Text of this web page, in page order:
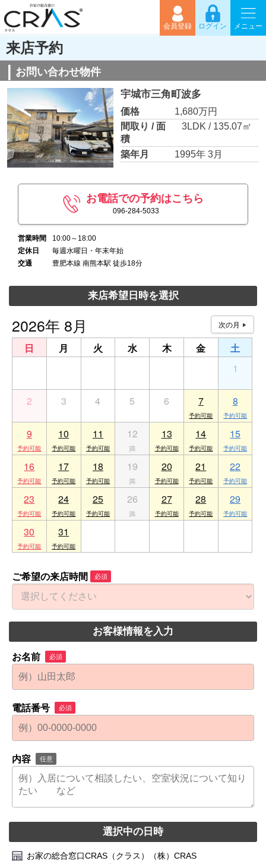
会員登録 ログイン メニュー
来店予約
お問い合わせ物件
宇城市三角町波多
価格
1,680万円
間取り / 面
積
3LDK / 135.07㎡
築年月 1995年 3月
お電話での予約はこちら
096-284-5033
営業時間
10:00～18:00
定休日
毎週水曜日・年末年始
交通
豊肥本線 南熊本駅 徒歩18分
来店希望日時を選択
2026年 8月
日 月 火 水 木 金
土
1
2 3 4 5 6 7 8
9 10 11 12 13 14 15
16 17 18 19 20 21 22
23 24 25 26 27 28 29
30 31
ご希望の来店時間 必須
お客様情報を入力
お名前 必須
電話番号 必須
内容 任意
選択中の日時
お家の総合窓口CRAS（クラス）（株）CRAS